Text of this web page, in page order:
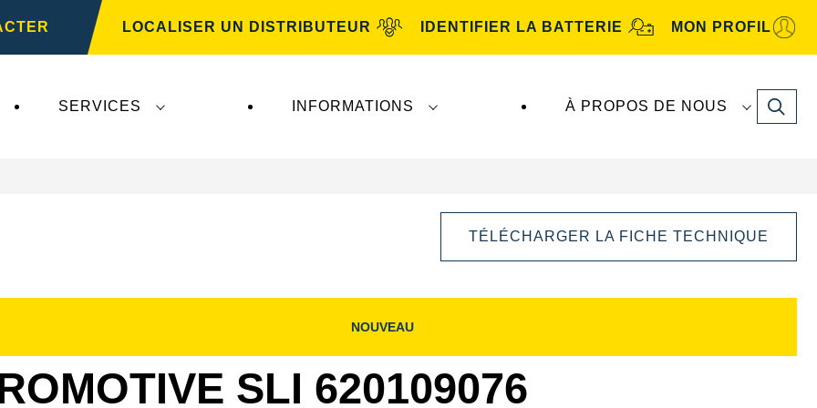
LOCALISER UN DISTRIBUTEUR IDENTIFIER LA BATTERIE MON PROFIL
SERVICES INFORMATIONS À PROPOS DE NOUS Search
TÉLÉCHARGER LA FICHE TECHNIQUE
dialogue
NOUVEAU
SLI 620109076